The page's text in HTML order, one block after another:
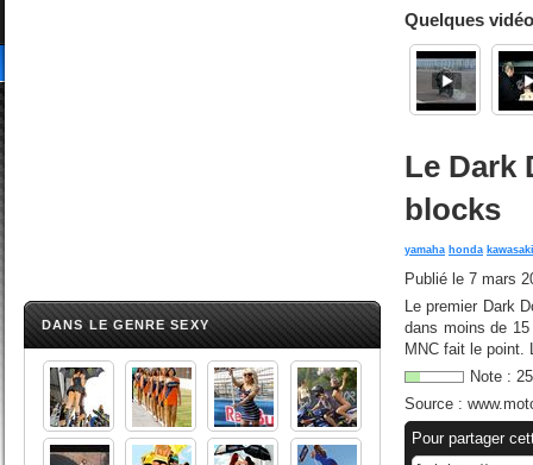
DANS LE GENRE SEXY
Quelques
Le Dark
blocks
yamaha honda kawasaki
Publié le 7 mars
Le premier Dark
dans moins de
MNC fait le point.
Note : 25
Source :
Pour partager